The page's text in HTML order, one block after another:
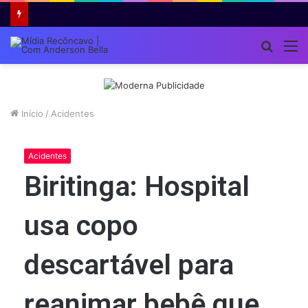
por
Início / Acidentes
Acidentes
Biritinga: Hospital
usa copo
descartável para